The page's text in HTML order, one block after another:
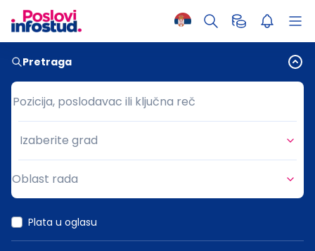
Pretraga
Pozicija, poslodavac ili ključna reč
Pozicija, poslodavac ili ključna reč
Grad
Izaberite grad
Oblast rada
Plata u oglasu